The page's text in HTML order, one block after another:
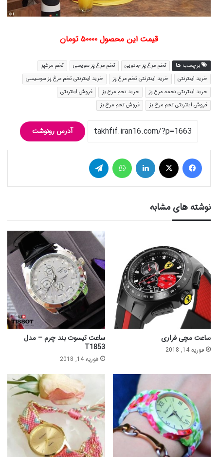
قیمت این محصول ۵۰۰۰۰ تومان
برچسب ها تخم مرغ پز جادویی تخم مرغ پز سویسی
تخم مرغپز
خرید اینترنتی
خرید اینترنتی تخم مرغ پز
خرید اینترنتی تخم مرغ پز سوسیسی
خرید اینترنتی تخمه مرغ پز
خرید تخم مرغ پز
فروش اینترنتی
فروش اینترنتی تخم مرغ پز
فروش تخم مرغ پز
آدرس رونوشت
فیس بوک لینکدین
نوشته های مشابه
ساعت مچی فراری
فوریه 14, 2018
ساعت تیسوت بند چرم – مدل
T1853
فوریه 14, 2018